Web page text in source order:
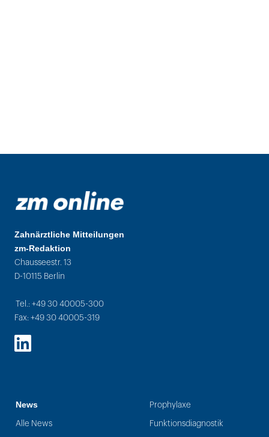
Zahnärztliche Mitteilungen
zm-Redaktion
Chausseestr. 13
D-10115 Berlin
Tel.: +49 30 40005-300
Fax: +49 30 40005-319
LinkedIn
News
Alle News
Prophylaxe
Funktionsdiagnostik